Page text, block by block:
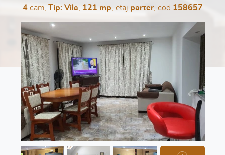
4cam, Tip: Vila 121 mp , etaj parter, cod 158657